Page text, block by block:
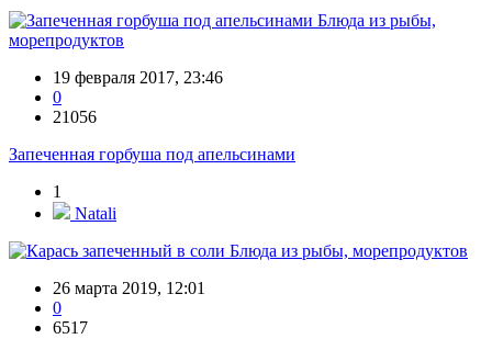
Блюда из рыбы,
морепродуктов
19 февраля 2017, 23:46
0
21056
Запеченная горбуша под апельсинами
1
Natali
Блюда из рыбы, морепродуктов
26 марта 2019, 12:01
0
6517